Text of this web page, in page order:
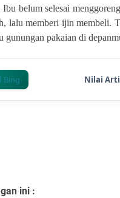
belum selesai
lalu memberi ijin membeli.
gunungan pakaian di
Bing Nilai
ini :